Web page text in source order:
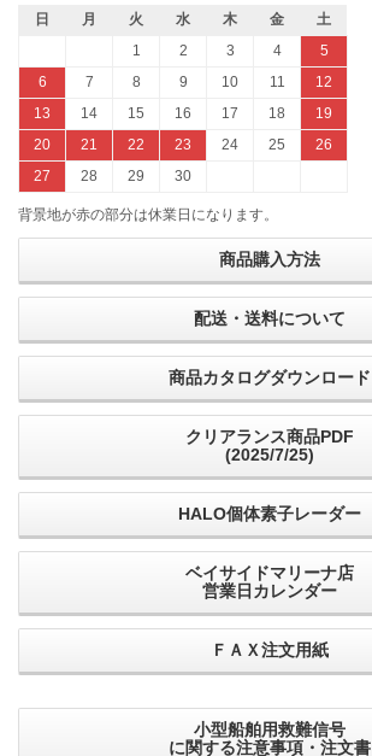
日 月 火 水 木 金
土
1
2 3 4
5
6
7 8 9 10 11
12
13
14 15 16 17 18
19
20
21 22 23 24 25
26
27
28 29 30
背景地が赤の部分は休業日になります。
商品購入方法
配送・送料について
商品カタログダウンロード
クリアランス商品PDF
(2025/7/25)
HALO個体素子レーダー
ベイサイドマリーナ店
営業日カレンダー
ＦＡＸ注文用紙
小型船舶用救難信号
に関する注意事項・注文書